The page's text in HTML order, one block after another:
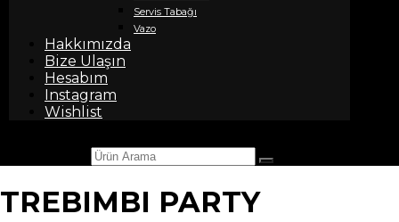
Servis Tabağı
Vazo
Hakkımızda
Bize Ulaşın
Hesabım
Instagram
Wishlist
TREBIMBI PARTY